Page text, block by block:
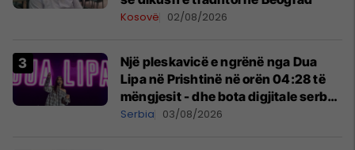
Kosovë 02/08/2026
Një pleskavicë e ngrënë nga Dua
Lipa në Prishtinë në orën 04:28 të
mëngjesit - dhe bota digjitale serbe
shpall gjendjen e luftës
Serbia 03/08/2026